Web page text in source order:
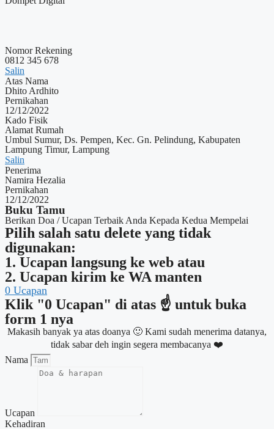
Nomor Rekening
0812 345 678
Salin
Atas Nama
Dhito Ardhito
Pernikahan
12/12/2022
Kado Fisik
Alamat Rumah
Umbul Sumur, Ds. Pempen, Kec. Gn. Pelindung, Kabupaten
Lampung Timur, Lampung
Salin
Penerima
Namira Hezalia
Pernikahan
12/12/2022
Buku Tamu
Berikan Doa / Ucapan Terbaik Anda Kepada Kedua Mempelai
Pilih salah satu delete yang tidak
digunakan:
1. Ucapan langsung ke web atau
2. Ucapan kirim ke WA manten
0 Ucapan
Klik "0 Ucapan" di atas ☝ untuk buka
form 1 nya
Makasih banyak ya atas doanya 🙂 Kami sudah menerima datanya,
tidak sabar deh ingin segera membacanya ❤️
Nama
Ucapan
Kehadiran